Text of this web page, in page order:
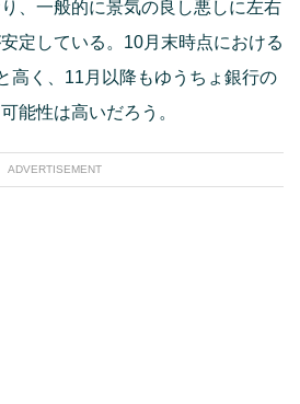
、一般的に景気の良し悪しに左右
定している。10月末時点における
高く、11月以降もゆうちょ銀行の
能性は高いだろう。
ADVERTISEMENT